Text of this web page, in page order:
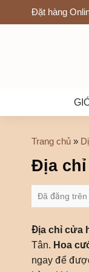
Chuyển
đến
Đặt hàng
Trang chủ »
Địa chỉ
Đã đăng trên
Địa chỉ cửa
Tân. Hoa
ngay để